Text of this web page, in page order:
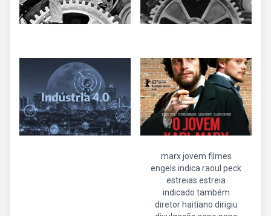
marx jovem filmes
engels indica raoul peck
estreias estreia
indicado também
diretor haitiano dirigiu